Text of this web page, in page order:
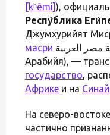
[kʰēmi]),
Респу́блика
Джумхурийят
масри
Арабийя), —
государство,
Африке и на
На северо-
частично